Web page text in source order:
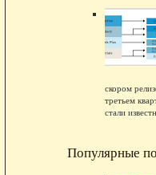
скором
третьем
стали
Популярные